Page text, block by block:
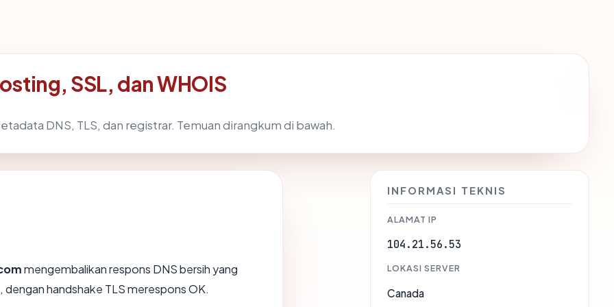
SSL, dan WHOIS
DNS, TLS, dan registrar. Temuan dirangkum di bawah.
mengembalikan respons DNS bersih yang
handshake TLS merespons OK.
INFORMASI TEKNIS
ALAMAT IP
104.21.56.53
LOKASI SERVER
Canada